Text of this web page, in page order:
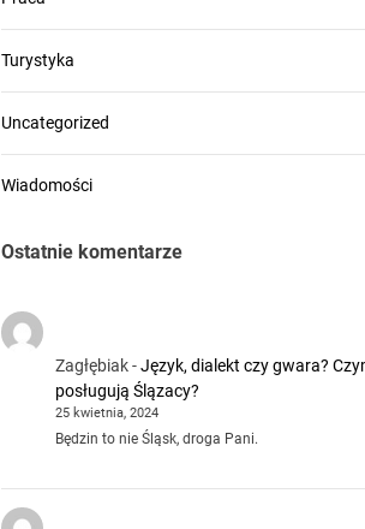
Turystyka
Uncategorized
Wiadomości
Ostatnie komentarze
Zagłębiak-Język, dialekt czy gwara?
posługują Ślązacy?
25 kwietnia, 2024
Będzin to nie Śląsk, droga Pani.